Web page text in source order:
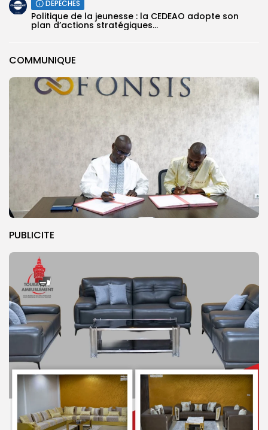
COMMUNIQUE
PUBLICITE
DÉPÊCHES
Politique de la jeunesse : la CEDEAO adopte son
plan d’actions stratégiques...